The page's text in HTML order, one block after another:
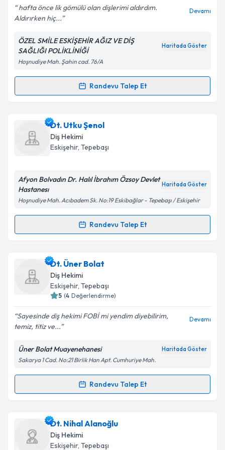
Kişisel verilerimin işlenmesine ilişkin
Aydınlatma
Metni'ni okudum ve kişisel verilerimin belirtilen
kapsamda işlenmesini kabul ediyorum.
Takvim Talebini Gönder
hafta önce lik gömülü olan dişlerimi aldırdım.
Aldırırken hiç...
Devamı
ÖZEL SMİLE ESKİŞEHİR AĞIZ VE DİŞ
SAĞLIĞI POLİKLİNİĞİ
Haritada Göster
Hoşnudiye Mah. Şahin cad. 76/A
Randevu Talep Et
Randevu Takvimi Talebi
Uzm. Dt. Süleyman Kaman
talebi oluşturun. Size bu uzmandan randevu almanız
için bir takvim hazırlandığında e-posta ile
bilgilendireceğiz.
Kişisel verilerimin işlenmesine ilişkin
Metni'ni okudum ve kişisel verilerimin belirtilen
Takvim Talebini Gönder
Dt. Utku Şenol
Diş Hekimi
Eskişehir, Tepebaşı
Afyon Bolvadın Dr. Halıl İbrahım Özsoy Devlet
Hastanesı
Haritada Göster
Hoşnudiye Mah. Acıbadem Sk. No:19 Eskibağlar - Tepebaşı / Eskişehir
Randevu Talep Et
Randevu Takvimi Talebi
Dt. Utku Şenol için randevu takvimi talebi oluşturun.
Size bu uzmandan randevu almanız için bir takvim
hazırlandığında e-posta ile bilgilendireceğiz.
Kişisel verilerimin işlenmesine ilişkin
Aydınlatma
Metni'ni okudum ve kişisel verilerimin belirtilen
kapsamda işlenmesini kabul ediyorum.
Dt. Üner Bolat
Diş Hekimi
Eskişehir, Tepebaşı
5 (4 Değerlendirme)
Sayesinde diş hekimi FOBİ mi yendim diyebilirim,
temiz, titiz ve...
Devamı
Üner Bolat Muayenehanesi Haritada Göster
Sakarya 1 Cad. No:21 Birlik Han Apt. Cumhuriye Mah.
Randevu Talep Et
Randevu Takvimi Talebi
Dt. Üner Bolat için randevu takvimi talebi oluşturun.
Size bu uzmandan randevu almanız için bir takvim
hazırlandığında e-posta ile bilgilendireceğiz.
Dt. Nihal Alanoğlu
Diş Hekimi
Eskişehir, Tepebaşı